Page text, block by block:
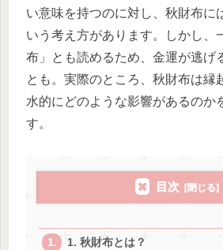
い意味を持つのに対し、秋財布に
いう考え方があります。しかし、
布」とも読めるため、金運が逃げ
とも。実際のところ、秋財布は縁
水的にどのような影響があるのか
す。
目次
1. 秋財布とは？